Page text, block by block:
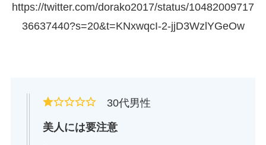
https://twitter.com/dorako2017/status/10482009717
36637440?s=20&t=KNxwqcI-2-jjD3WzlYGeOw
30代男性
美人には要注意